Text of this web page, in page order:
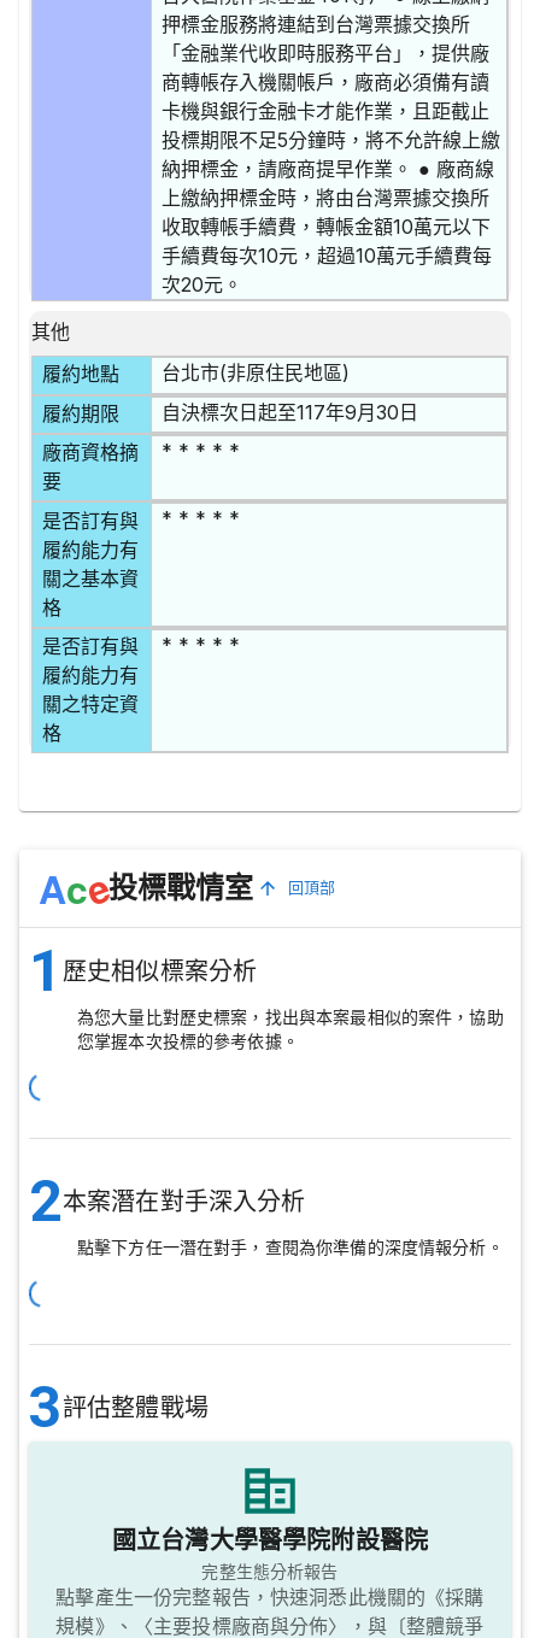
押標金服務將連結到台灣票據交換所
「金融業代收即時服務平台」，提供廠
商轉帳存入機關帳戶，廠商必須備有讀
卡機與銀行金融卡才能作業，且距截止
投標期限不足5分鐘時，將不允許線上繳
納押標金，請廠商提早作業。 ● 廠商線
上繳納押標金時，將由台灣票據交換所
收取轉帳手續費，轉帳金額10萬元以下
手續費每次10元，超過10萬元手續費每
次20元。
其他
履約地點
台北市(非原住民地區)
履約期限 自決標次日起至117年9月30日
廠商資格摘
要
* * * * *
是否訂有與
履約能力有
關之基本資
格
* * * * *
是否訂有與
履約能力有
關之特定資
格
* * * * *
Ace投標戰情室 回頂部
1 歷史相似標案分析
為您大量比對歷史標案，找出與本案最相似的案件，協助
您掌握本次投標的參考依據。
2本案潛在對手深入分析
點擊下方任一潛在對手，查閱為你準備的深度情報分析。
3評估整體戰場
國立台灣大學醫學院附設醫院
完整生態分析報告
點擊產生一份完整報告，快速洞悉此機關的《採購
規模》、〈主要投標廠商與分佈〉，與〔整體競爭